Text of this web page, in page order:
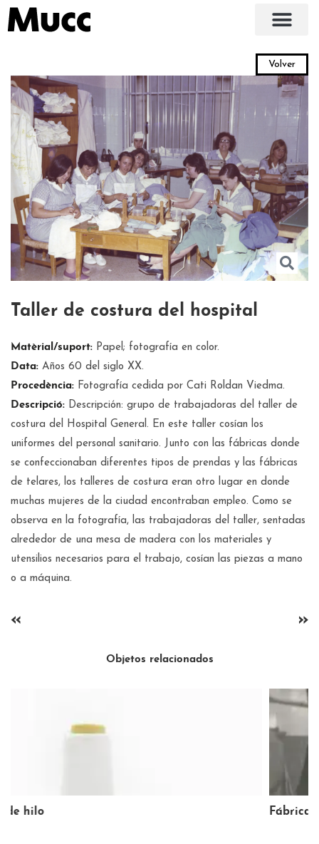
Volver
Taller de costura del hospital
Matèrial/suport: Papel; fotografía en color.
Data: Años 60 del siglo XX.
Procedència: Fotografía cedida por Cati Roldan Viedma.
Descripció: Descripción: grupo de trabajadoras del taller de
costura del Hospital General. En este taller cosían los
uniformes del personal sanitario. Junto con las fábricas donde
se confeccionaban diferentes tipos de prendas y las fábricas
de telares, los talleres de costura eran otro lugar en donde
muchas mujeres de la ciudad encontraban empleo. Como se
observa en la fotografía, las trabajadoras del taller, sentadas
alrededor de una mesa de madera con los materiales y
utensilios necesarios para el trabajo, cosían las piezas a mano
o a máquina.
« »
Objetos relacionados
Fábrica de tejidos